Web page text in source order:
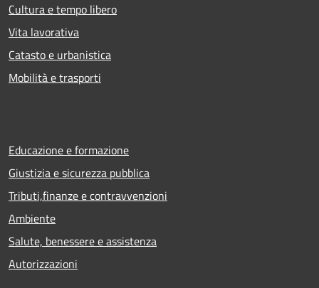
Cultura e tempo libero
Vita lavorativa
Catasto e urbanistica
Mobilità e trasporti
Educazione e formazione
Giustizia e sicurezza pubblica
Tributi,finanze e contravvenzioni
Ambiente
Salute, benessere e assistenza
Autorizzazioni